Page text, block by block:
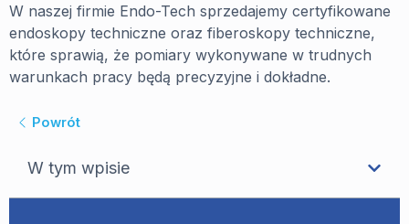
W naszej firmie Endo-Tech sprzedajemy certyfikowane
endoskopy techniczne oraz fiberoskopy techniczne,
które sprawią, że pomiary wykonywane w trudnych
warunkach pracy będą precyzyjne i dokładne.
Powrót
W tym wpisie